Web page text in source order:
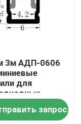
СИД
3м АДП-0606
для
лент
запрос